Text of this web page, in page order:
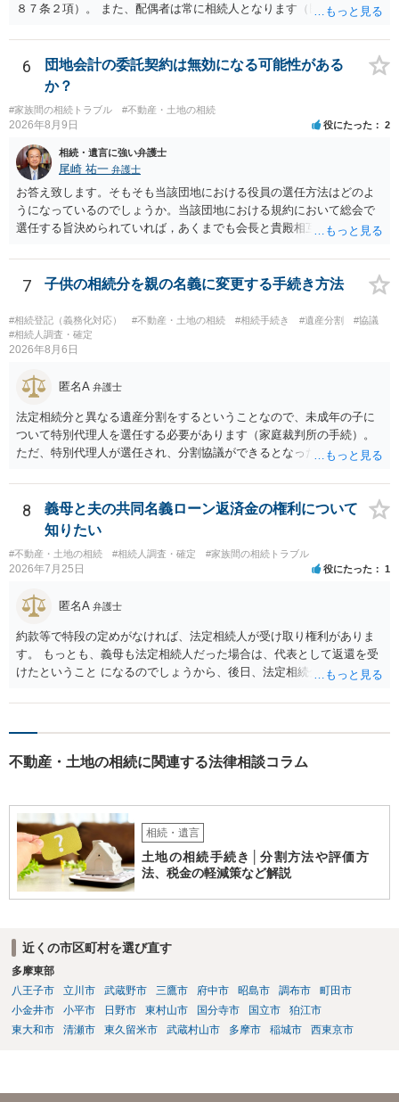
８７条２項）。 また、配偶者は常に相続人となります（民法８９０
も相続権があります。つまり、孫５人に加えて「おじ又はおば」にも
相続権がある可能性があります。
6
団地会計の委託契約は無効になる可能性がある
か？
#家族間の相続トラブル #不動産・土地の相続
2026年8月9日 役にたった 2
相続・遺言に強い弁護士
尾崎 祐一 弁護士
お答え致します。そもそも当該団地における役員の選任方法はどのよ
うになっているのでしょうか。当該団地における規約において総会で
選任する旨決められていれば，あくまでも会長と貴殿相互間における
し，団地と貴殿との委託契約は有効に成立しています。当該団地にお
ける役員の選任が会長の専権でできるのであれば，貴殿と会長との合
7 子供の相続分を親の名義に変更する手続き方法
#相続登記（義務化対応） #不動産・土地の相続 #相続手続き #遺産分割
#協議
#相続人調査・確定
2026年8月6日
匿名A 弁護士
法定相続分と異なる遺産分割をするということなので、未成年の子に
ついて特別代理人を選任する必要があります（家庭裁判所の手続）。
ただ、特別代理人が選任され、分割協議ができるとなったとしても、
の権利も守られなければならないからです。 相続財産全体で、未成年
者の権利が守られているかどうかを判断しなければなりません。 単
に、未成年者を今後養育するのは、自分だからという理由では、法定
相続分以上に多くの遺産を取得することができるというわけではあり
ません。
8
義母と夫の共同名義ローン返済金の権利について
知りたい
#不動産・土地の相続 #相続人調査・確定 #家族間の相続トラブル
2026年7月25日 役にたった 1
匿名A 弁護士
約款等で特段の定めがなければ、法定相続人が受け取り権利がありま
す。 もっとも、義母も法定相続人だった場合は、代表として返還を受
けたということ になるのでしょうから、後日、法定相続分に基づいて
不動産・土地の相続に関連する法律相談コラム
相続・遺言
土地の相続手続き│分割方法や評価方
法、税金の軽減策など解説
近くの市区町村を選び直す
多摩東部
八王子市
立川市 武蔵野市 三鷹市 府中市 昭島市 調布市
町田市
小金井市
小平市 日野市 東村山市 国分寺市 国立市
狛江市
東大和市
清瀬市 東久留米市 武蔵村山市 多摩市 稲城市 西東京市